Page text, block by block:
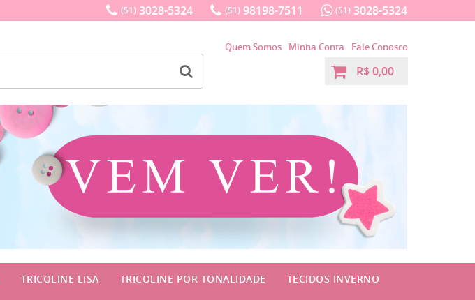
(51) 3028-5324 (51) 98198-7511 (51) 3028-5324
Quem Somos Minha Conta Fale Conosco
R$ 0,00
TRICOLINE LISA TRICOLINE POR TONALIDADE TECIDOS INVERNO